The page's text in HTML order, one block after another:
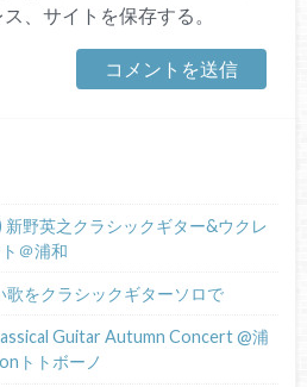
、サイトを保存する。
新野英之クラシックギター&ウクレ
＠浦和
歌をクラシックギターソロで
Guitar Autumn Concert @浦
トトボーノ